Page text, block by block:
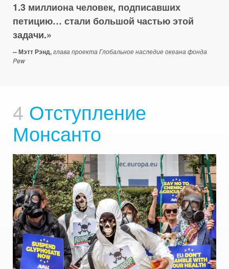
1.3 миллиона человек, подписавших
петицию… стали большой частью этой
задачи.
-- Мэтт Рэнд,глава проекта Глобальное наследие океана фонда
Pew
4 Отступление
Монсанто